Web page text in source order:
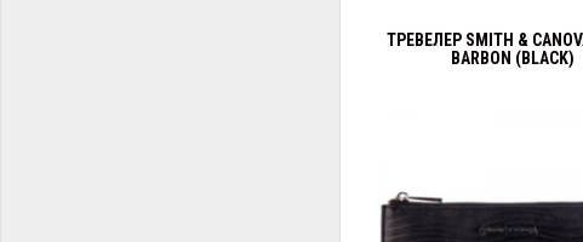
ТРЕВЕЛЕР SMITH &
BARBON (BLACK)